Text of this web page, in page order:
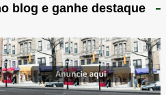
blog e ganhe destaque